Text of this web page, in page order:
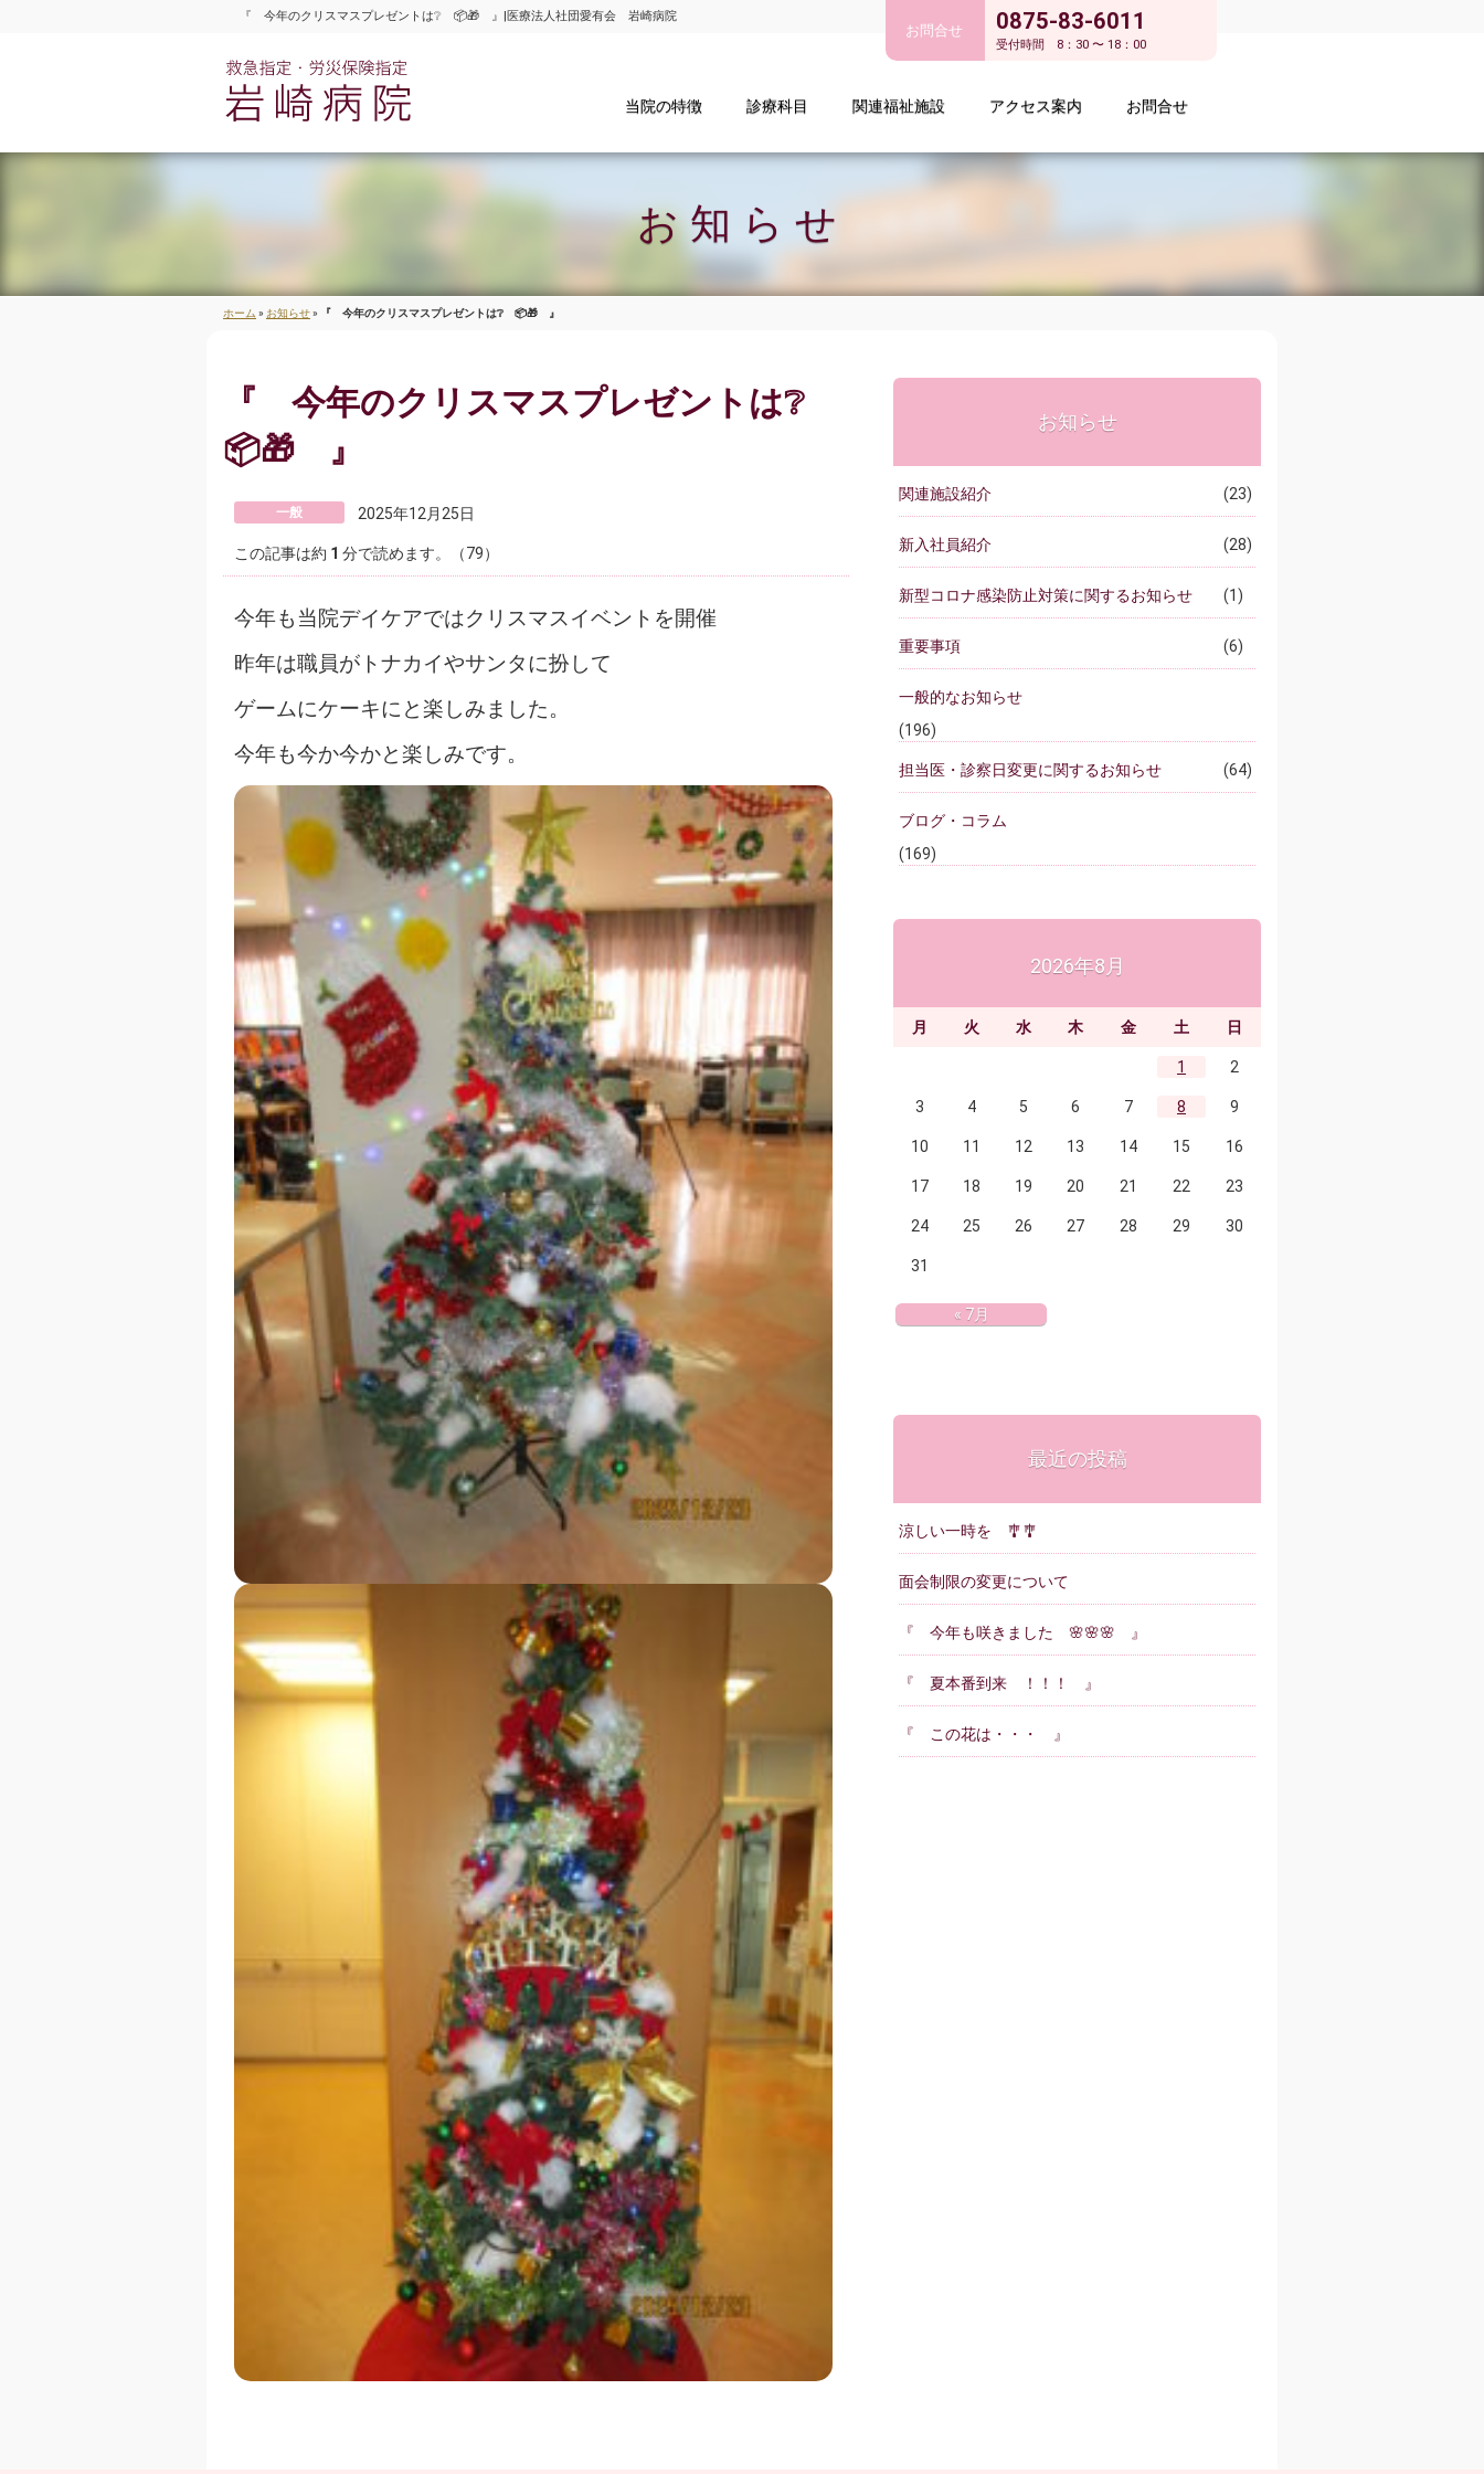
『 今年のクリスマスプレゼントは❔ 📦🎁 』|医療法人社団愛有会 岩崎病院
お問合せ 0875-83-6011
受付時間 8：30 〜 18：00
当院の特徴 診療科目 関連福祉施設 アクセス案内 お問合せ
お知らせ
ホーム » お知らせ» 『 今年のクリスマスプレゼントは❔ 📦🎁 』
『 今年のクリスマスプレゼントは❔
📦🎁 』
一般 2025年12月25日
この記事は約 1 分で読めます。（79）
今年も当院デイケアではクリスマスイベントを開催
昨年は職員がトナカイやサンタに扮して
ゲームにケーキにと楽しみました。
今年も今か今かと楽しみです。
お知らせ
関連施設紹介 (23)
新入社員紹介 (28)
新型コロナ感染防止対策に関するお知らせ (1)
重要事項 (6)
一般的なお知らせ
(196)
担当医・診察日変更に関するお知らせ (64)
ブログ・コラム
(169)
2026年8月
月 火 水 木 金 土 日
« 7月
1 2
3 4 5 6 7 8 9
10 11 12 13 14 15 16
17 18 19 20 21 22 23
24 25 26 27 28 29 30
31
最近の投稿
涼しい一時を 🎐🎐
面会制限の変更について
『 今年も咲きました 🌸🌸🌸 』
『 夏本番到来 ！！！ 』
『 この花は・・・ 』